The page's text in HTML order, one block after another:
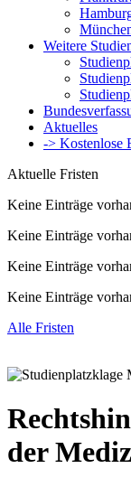
Weitere
Aktuelles
-> Kostenlose
Aktuelle Fristen
Keine Einträge
Keine Einträge
Keine Einträge
Keine Einträge
Alle Fristen
der